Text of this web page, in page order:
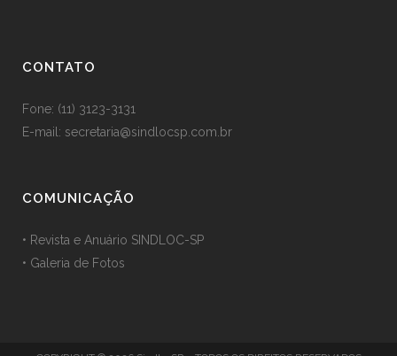
CONTATO
Fone: (11) 3123-3131
E-mail: secretaria@sindlocsp.com.br
COMUNICAÇÃO
• Revista e Anuário SINDLOC-SP
• Galeria de Fotos